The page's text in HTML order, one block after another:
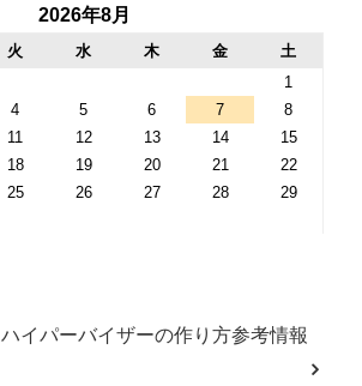
2026年8月
火 水 木 金
土
1
4 5 6 7
8
11 12 13 14
15
18 19 20 21
22
25 26 27 28
29
ハイパーバイザーの作り方参考情報